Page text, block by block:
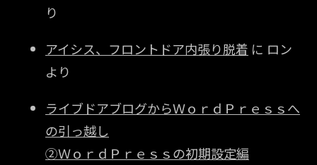
り
アイシス、フロントドア内張り脱着 に ロン
より
ライブドアブログからＷｏｒｄＰｒｅｓｓへ
の引っ越し
②ＷｏｒｄＰｒｅｓｓの初期設定編